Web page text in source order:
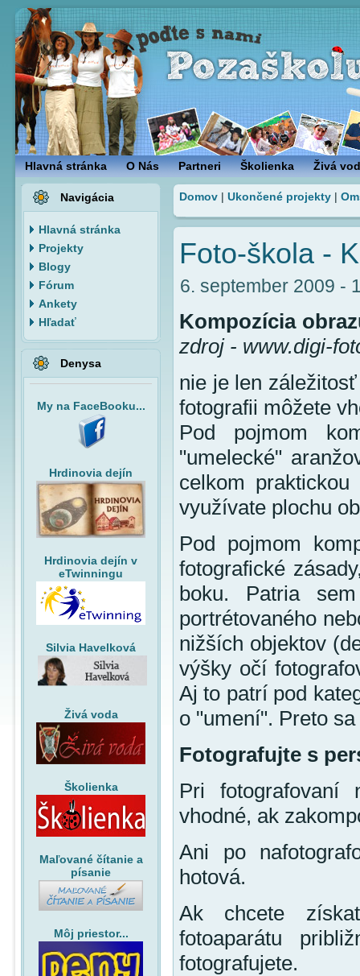
Hlavná stránka O Nás Partneri Školienka Živá
Navigácia
Hlavná stránka
Projekty
Blogy
Fórum
Ankety
Hľadať
Denysa
My na FaceBooku...
Hrdinovia dejín
Hrdinovia dejín v
eTwinningu
Silvia Havelková
Živá voda
Školienka
Maľované čítanie a
písanie
Môj priestor...
Domov | Ukončené projekty |
Foto-škola -
6. september 2009 -
Kompozícia
zdroj - www.digi-
nie je len
fotografii môžete
Pod pojmom
"umelecké"
celkom
využívate plochu
Pod pojmom
fotografické
boku. Patria
portrétovaného
nižších objektov
výšky očí
Aj to patrí pod
o "umení". Preto
Fotografujte s
Pri
vhodné, ak
Ani po
hotová.
Ak chcete
fotoaparátu
fotografujete.